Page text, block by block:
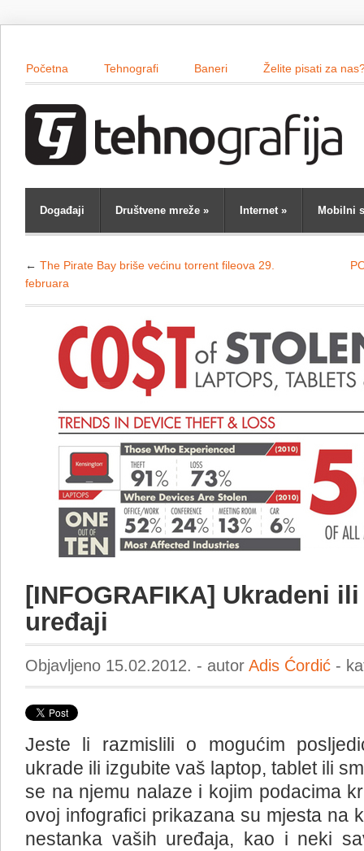
Početna Tehnografi Baneri Želite pisati za
Događaji Društvene mreže » Internet» Mobilni
← The Pirate Bay briše većinu torrent fileova 29.
februara
[INFOGRAFIKA] Ukradeni
uređaji
Objavljeno 15.02.2012. - autor Adis Ćordić -
Jeste li razmislili o mogućim
ukrade ili izgubite vaš laptop, tablet ili
se na njemu nalaze i kojim podacima
ovoj infografici prikazana su mjesta na
nestanka vaših uređaja, kao i neki